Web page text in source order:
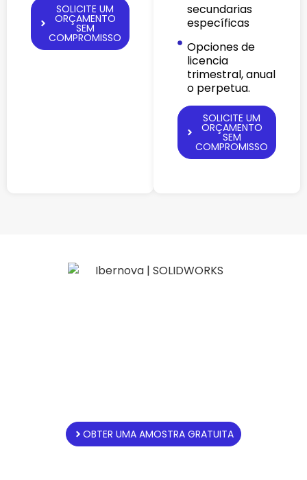
SOLICITE UM
ORÇAMENTO
SEM
COMPROMISSO
secundarias
específicas
Opciones de
licencia
trimestral, anual
o perpetua.
SOLICITE UM
ORÇAMENTO
SEM
COMPROMISSO
OBTER UMA AMOSTRA GRATUITA